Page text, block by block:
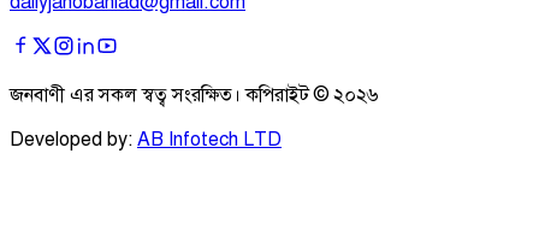
জনবাণী এর সকল স্বত্ব সংরক্ষিত। কপিরাইট © ২০২৬
Developed by: AB Infotech LTD